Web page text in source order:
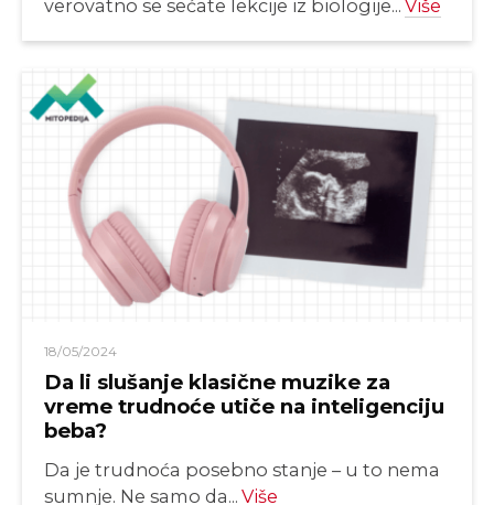
verovatno se sećate lekcije iz biologije... Više
18/05/2024
Da li slušanje klasične muzike za
vreme trudnoće utiče na inteligenciju
beba?
Da je trudnoća posebno stanje – u to nema
sumnje. Ne samo da... Više